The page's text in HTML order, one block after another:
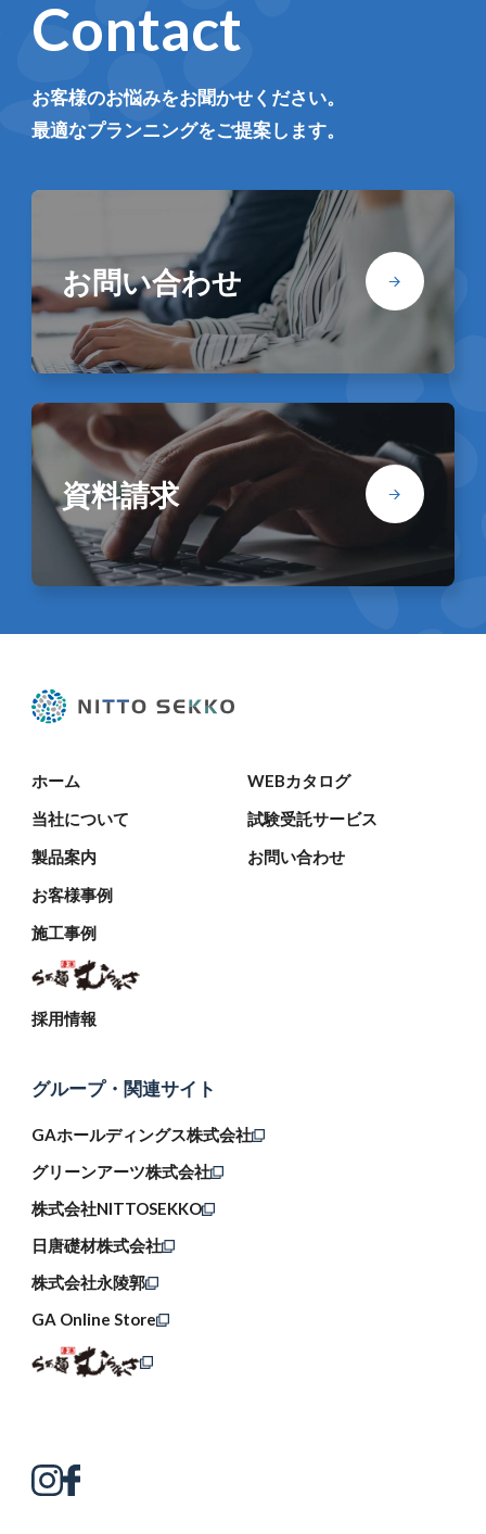
Contact
お客様のお悩みをお聞かせください。
最適なプランニングをご提案します。
お問い合わせ
資料請求
ホーム
当社について
製品案内
お客様事例
施工事例
採用情報
WEBカタログ
試験受託サービス
お問い合わせ
グループ・関連サイト
GAホールディングス株式会社
グリーンアーツ株式会社
株式会社NITTOSEKKO
日唐礎材株式会社
株式会社永陵郭
GA Online Store